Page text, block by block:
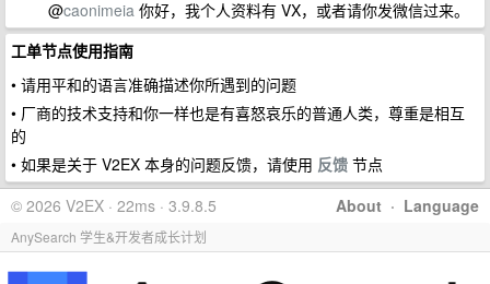
@caonimeia 你好，我个人资料有 VX，或者请你发微信过来。
工单节点使用指南
• 请用平和的语言准确描述你所遇到的问题
• 厂商的技术支持和你一样也是有喜怒哀乐的普通人类，尊重是相互
的
• 如果是关于 V2EX 本身的问题反馈，请使用 反馈 节点
About · Language
© 2026 V2EX · 22ms · 3.9.8.5
AnySearch 学生&开发者成长计划